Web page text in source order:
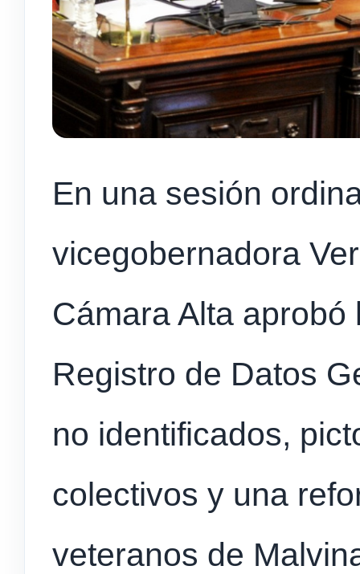
En una sesión
vicegobernadora
Cámara Alta
Registro de Datos
no identificados,
colectivos y una
veteranos de